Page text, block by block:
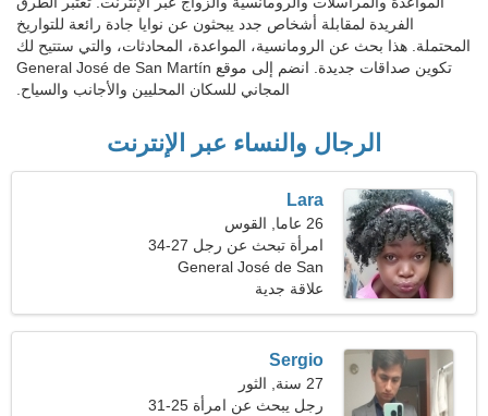
الفريدة لمقابلة أشخاص جدد يبحثون عن نوايا جادة رائعة للتواريخ
المحتملة. هذا بحث عن الرومانسية، المواعدة، المحادثات، والتي ستتيح لك
تكوين صداقات جديدة. انضم إلى موقع General José de San Martín
المجاني للسكان المحليين والأجانب والسياح.
الرجال والنساء عبر الإنترنت
Lara
26 عاما, القوس
امرأة تبحث عن رجل 27-34
General José de San
Martín، الأرجنتين
علاقة جدية
Sergio
27 سنة, الثور
رجل يبحث عن امرأة 25-31